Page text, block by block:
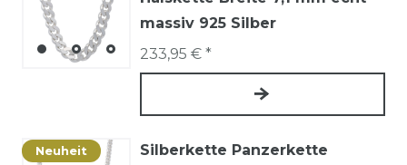
massiv 925 Silber
233,95 € *
Neuheit
Silberkette Panzerkette